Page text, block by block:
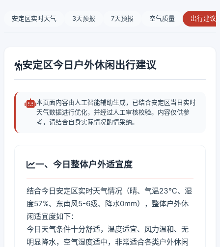
安定区实时天气 3天预报 7天预报 空气质量 出行建议
安定区今日户外休闲出行建议
本页面内容由人工智能辅助生成，已结合安定区当日实时
天气数据进行优化，并经过人工审核校验。内容仅供参
考，请结合自身实际情况酌情采纳。
一、今日整体户外适宜度
结合今日安定区实时天气情况（晴、气温23℃、湿
度57%、东南风5-6级、降水0mm），整体户外休
闲适宜度如下：
今日天气条件十分舒适，温度适宜、风力温和、无
明显降水，空气湿度适中，非常适合各类户外休闲